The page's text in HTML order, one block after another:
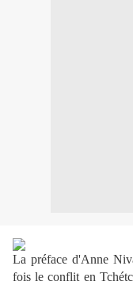
La préface d'Anne
fois le conflit en